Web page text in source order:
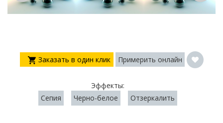
Заказать в один клик Примерить онлайн
Эффекты:
Сепия
Черно-белое Отзеркалить